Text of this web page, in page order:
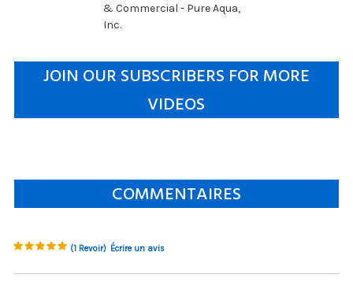
& Commercial - Pure Aqua,
Inc.
JOIN OUR SUBSCRIBERS FOR MORE
VIDEOS
COMMENTAIRES
(1 Revoir) Écrire un avis